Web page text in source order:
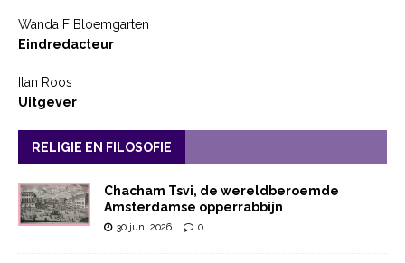
Wanda F Bloemgarten
Eindredacteur
Ilan Roos
Uitgever
RELIGIE EN FILOSOFIE
Chacham Tsvi, de wereldberoemde
Amsterdamse opperrabbijn
30 juni 2026 0